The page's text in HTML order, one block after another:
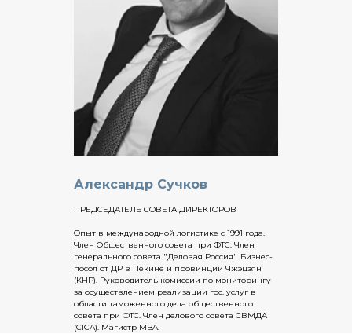
Александр Сучков
ПРЕДСЕДАТЕЛЬ СОВЕТА ДИРЕКТОРОВ
Опыт в международной логистике с 1991 года.
Член Общественного совета при ФТС. Член
генерального совета "Деловая Россия". Бизнес-
посол от ДР в Пекине и провинции Чжэцзян
(КНР). Руководитель комиссии по мониторингу
за осуществлением реализации гос. услуг в
области таможенного дела общественного
совета при ФТС. Член делового совета СВМДА
(CICA). Магистр MBA.